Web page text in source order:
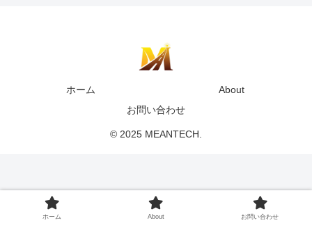
ホーム
About
お問い合わせ
© 2025 MEANTECH.
ホーム About お問い合わせ